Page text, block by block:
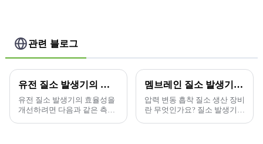
관련 블로그
유전 질소 발생기의 효율성을 개선하려면 어떻게 해야 하나요?
유전 질소 발생기의 효율성을
개선하려면 다음과 같은 측면
멤브레인 질소 발생기와 흡착 질소 발생기의 차이점은 무엇입니까?
압력 변동 흡착 질소 생산 장비
란 무엇인가요? 질소 발생기는